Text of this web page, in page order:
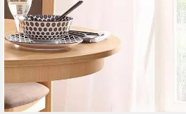
139,99 € UVP170,00 €
(70,00 €/ 1 Stk)
-18%
lieferbar - in 1-2 Werktagen bei dir